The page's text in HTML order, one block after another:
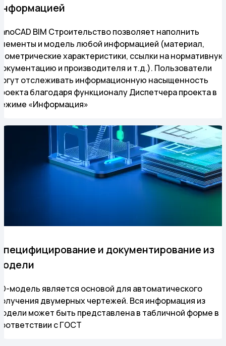
BIM Строительство позволяет наполнить
и модель любой информацией (материал,
характеристики, ссылки на нормативную
и производителя и т.д.). Пользователи
отслеживать информационную насыщенность
благодаря функционалу Диспетчера проекта в
«Информация»
и документирование из
модель является основой для автоматического
двумерных чертежей. Вся информация из
может быть представлена в табличной форме в
с ГОСТ